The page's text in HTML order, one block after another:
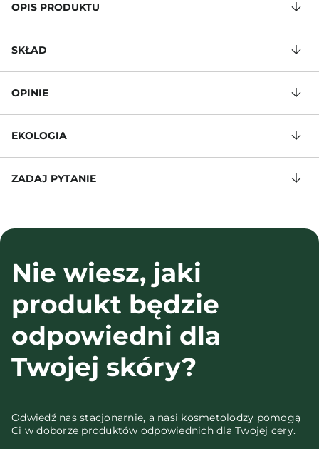
OPIS PRODUKTU
SKŁAD
OPINIE
EKOLOGIA
ZADAJ PYTANIE
Nie wiesz, jaki
produkt będzie
odpowiedni dla
Twojej skóry?
Odwiedź nas stacjonarnie, a nasi kosmetolodzy pomogą
Ci w doborze produktów odpowiednich dla Twojej cery.